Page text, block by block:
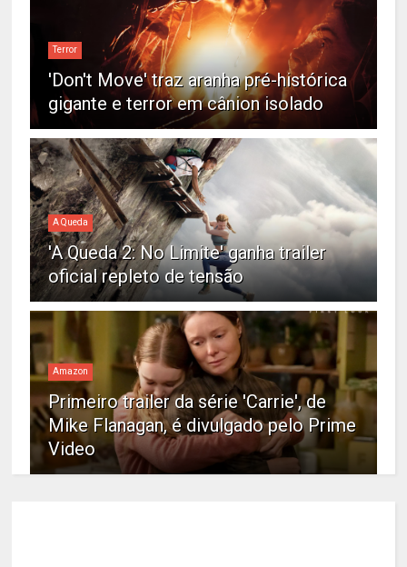
Terror
'Don't Move' traz aranha pré-histórica
gigante e terror em cânion isolado
A Queda
'A Queda 2: No Limite' ganha trailer
oficial repleto de tensão
Amazon
Primeiro trailer da série 'Carrie', de
Mike Flanagan, é divulgado pelo Prime
Video